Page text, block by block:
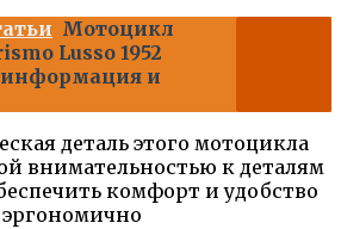
Мотоцикл
Lusso 1952
информация и
деталь этого мотоцикла
внимательностью к деталям
комфорт и удобство